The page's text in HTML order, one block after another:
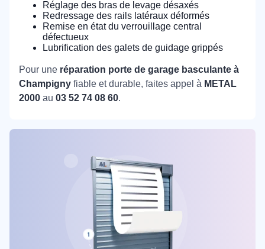
Réglage des bras de levage désaxés
Redressage des rails latéraux déformés
Remise en état du verrouillage central
défectueux
Lubrification des galets de guidage grippés
Pour une réparation porte de garage basculante à
Champigny fiable et durable, faites appel à METAL
2000 au 03 52 74 08 60.